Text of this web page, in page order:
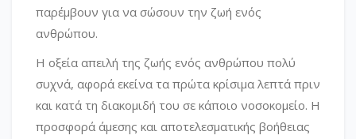
παρέμβουν για να σώσουν την ζωή ενός
ανθρώπου.
Η οξεία απειλή της ζωής ενός ανθρώπου πολύ
συχνά, αφορά εκείνα τα πρώτα κρίσιμα λεπτά πριν
και κατά τη διακομιδή του σε κάποιο νοσοκομείο. Η
προσφορά άμεσης και αποτελεσματικής βοήθειας